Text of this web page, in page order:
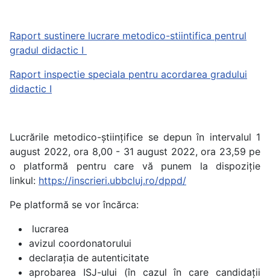
Raport sustinere lucrare metodico-stiintifica pentrul
gradul didactic I
Raport inspectie speciala pentru acordarea gradului
didactic I
Lucrările metodico-științifice se depun în intervalul 1
august 2022, ora 8,00 - 31 august 2022, ora 23,59 pe
o platformă pentru care vă punem la dispoziție
linkul: https://inscrieri.ubbcluj.ro/dppd/
Pe platformă se vor încărca:
lucrarea
avizul coordonatorului
declarația de autenticitate
aprobarea ISJ-ului (în cazul în care candidații